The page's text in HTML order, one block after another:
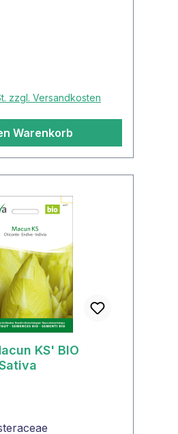
im Gegensatz
gekauften
beerntbar.
zzgl. Versandkosten
Warenkorb
KS' BIO